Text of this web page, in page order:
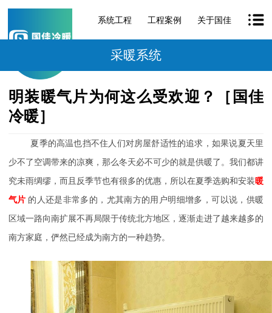
系统工程 工程案例 关于国佳
采暖系统
明装暖气片为何这么受欢迎？［国佳
冷暖］
夏季的高温也挡不住人们对房屋舒适性的追求，如果说夏天里
少不了空调带来的凉爽，那么冬天必不可少的就是供暖了。我们都讲
究未雨绸缪，而且反季节也有很多的优惠，所以在夏季选购和安装暖
气片 的人还是非常多的，尤其南方的用户明细增多，可以说，供暖
区域一路向南扩展不再局限于传统北方地区，逐渐走进了越来越多的
南方家庭，俨然已经成为南方的一种趋势。